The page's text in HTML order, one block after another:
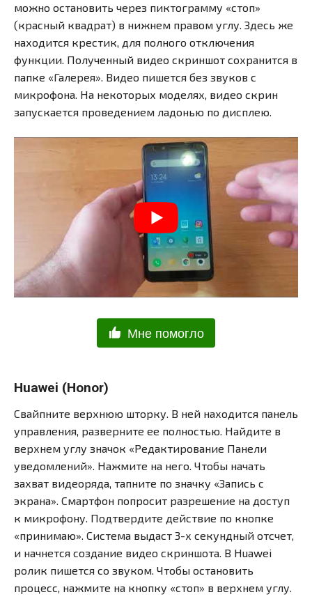
можно остановить через пиктограмму «стоп»
(красный квадрат) в нижнем правом углу. Здесь же
находится крестик, для полного отключения
функции. Полученный видео скриншот сохранится в
папке «Галерея». Видео пишется без звуков с
микрофона. На некоторых моделях, видео скрин
запускается проведением ладонью по дисплею.
Мне помогло
Huawei (Honor)
Свайпните верхнюю шторку. В ней находится панель
управления, разверните ее полностью. Найдите в
верхнем углу значок «Редактирование Панели
уведомлений». Нажмите на него. Чтобы начать
захват видеоряда, тапните по значку «Запись с
экрана». Смартфон попросит разрешение на доступ
к микрофону. Подтвердите действие по кнопке
«принимаю». Система выдаст 3-х секундный отсчет,
и начнется создание видео скриншота. В Huawei
ролик пишется со звуком. Чтобы остановить
процесс, нажмите на кнопку «стоп» в верхнем углу.